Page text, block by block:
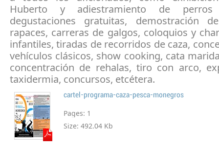
Huberto y adiestramiento de
degustaciones gratuitas, demostración
rapaces, carreras de galgos, coloquios y
infantiles, tiradas de recorridos de caza,
vehículos clásicos, show cooking, cata
concentración de rehalas, tiro con arco,
taxidermia, concursos, etcétera.
cartel-programa-caza-pesca-monegros
Pages: 1
Size: 492.04 Kb